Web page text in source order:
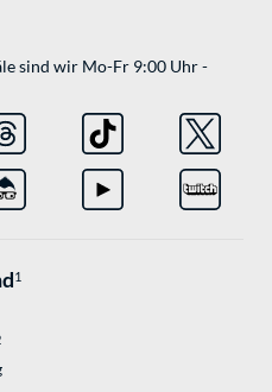
sind wir Mo-Fr 9:00 Uhr -
1